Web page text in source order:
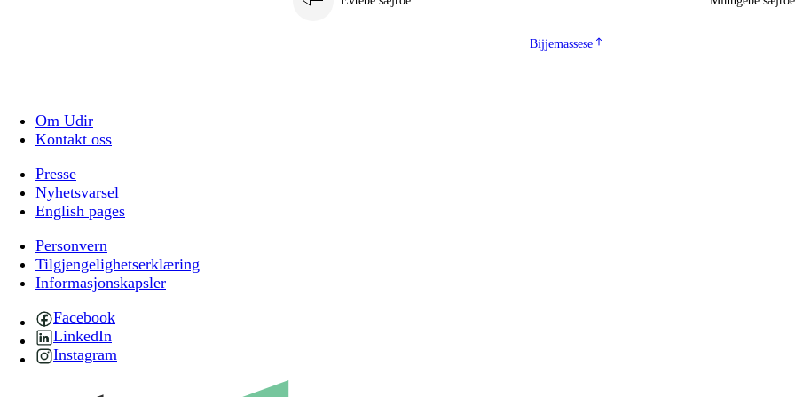
Bijjemassese
Om Udir
Kontakt oss
Presse
Nyhetsvarsel
English pages
Personvern
Tilgjengelighetserklæring
Informasjonskapsler
Facebook
LinkedIn
Instagram